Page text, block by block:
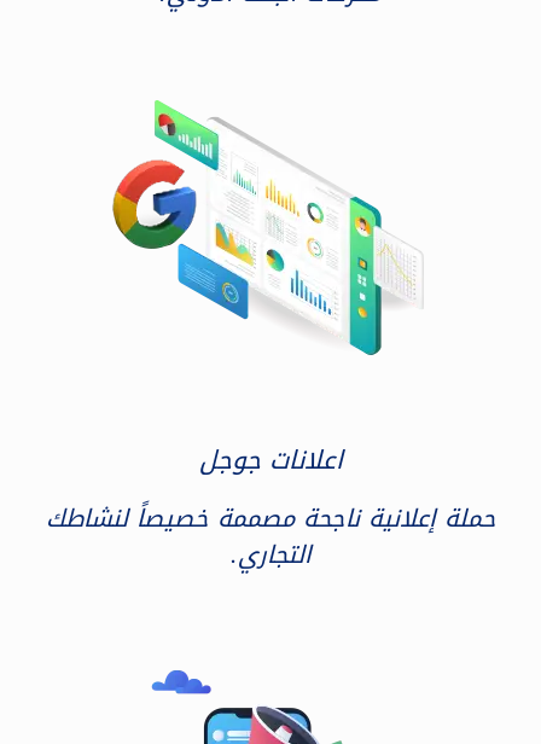
اعلانات جوجل
حملة إعلانية ناجحة مصممة خصيصاً لنشاطك
التجاري.